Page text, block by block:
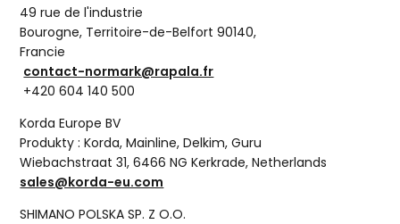
49 rue de l'industrie
Bourogne, Territoire-de-Belfort 90140,
Francie
contact-normark@rapala.fr
+420 604 140 500
Korda Europe BV
Produkty : Korda, Mainline, Delkim, Guru
Wiebachstraat 31, 6466 NG Kerkrade, Netherlands
sales@korda-eu.com
SHIMANO POLSKA SP. Z O.O.